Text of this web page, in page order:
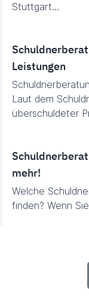
Stuttgart…
Leistungen
Laut dem
überschuldeter
mehr!
Welche
finden? Wenn